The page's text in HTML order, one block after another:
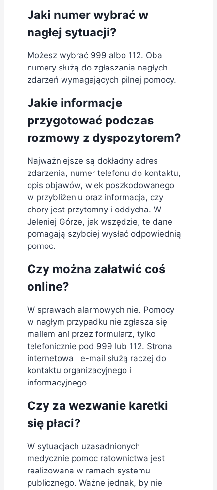
Jaki numer wybrać w
nagłej sytuacji?
Możesz wybrać 999 albo 112. Oba
numery służą do zgłaszania nagłych
zdarzeń wymagających pilnej pomocy.
Jakie informacje
przygotować podczas
rozmowy z dyspozytorem?
Najważniejsze są dokładny adres
zdarzenia, numer telefonu do kontaktu,
opis objawów, wiek poszkodowanego
w przybliżeniu oraz informacja, czy
chory jest przytomny i oddycha. W
Jeleniej Górze, jak wszędzie, te dane
pomagają szybciej wysłać odpowiednią
pomoc.
Czy można załatwić coś
online?
W sprawach alarmowych nie. Pomocy
w nagłym przypadku nie zgłasza się
mailem ani przez formularz, tylko
telefonicznie pod 999 lub 112. Strona
internetowa i e-mail służą raczej do
kontaktu organizacyjnego i
informacyjnego.
Czy za wezwanie karetki
się płaci?
W sytuacjach uzasadnionych
medycznie pomoc ratownictwa jest
realizowana w ramach systemu
publicznego. Ważne jednak, by nie